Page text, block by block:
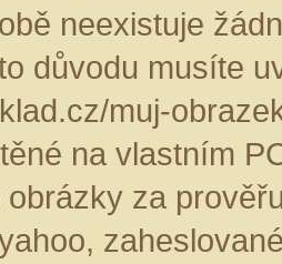
neexistuje
důvodu musíte
muj-
na vlastním
za